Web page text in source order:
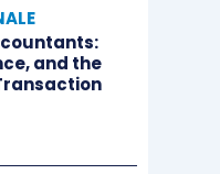
and the